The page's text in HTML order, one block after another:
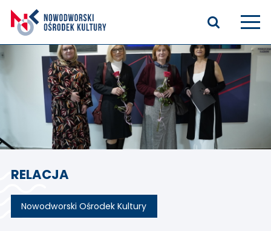
Aktualności
Kasyno Oficerskie
Bilety
Zajęcia stałe
Kontakt
RELACJA
Nowodworski Ośrodek Kultury